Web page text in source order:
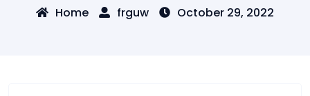
Home frguw October 29, 2022